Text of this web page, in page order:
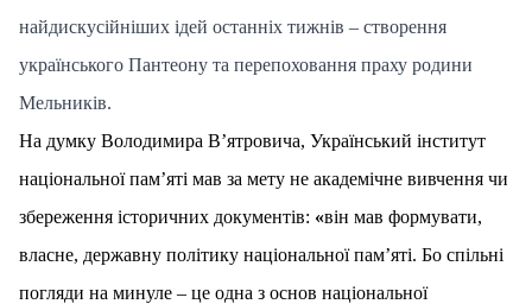
найдискусійніших ідей останніх тижнів – створення
українського Пантеону та перепоховання праху родини
Мельників.
На думку Володимира В’ятровича, Український інститут
національної пам’яті мав за мету не академічне вивчення чи
збереження історичних документів: «він мав формувати,
власне, державну політику національної пам’яті. Бо спільні
погляди на минуле – це одна з основ національної